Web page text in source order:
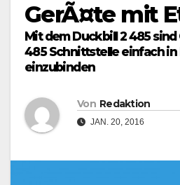
GerÃ¤te mit
Mit dem Duckbill 2 485 sind
485 Schnittstelle einfach
einzubinden
Von Redaktion
JAN. 20, 2016